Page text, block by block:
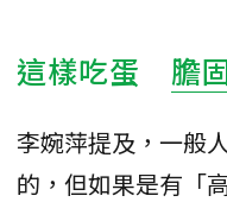
這樣吃蛋 膽
李婉萍提及，一般
的，但如果是有「